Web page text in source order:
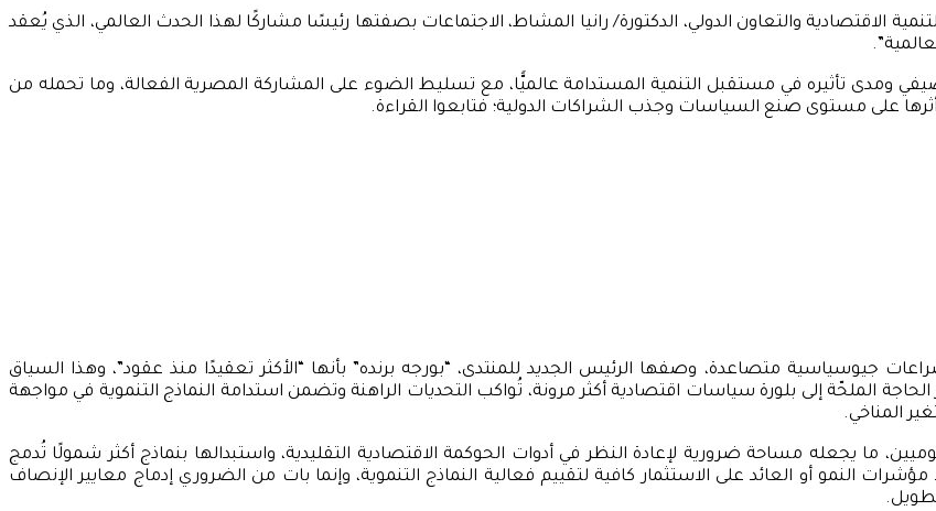
الاقتصادية والتعاون الدولي، الدكتورة/ رانيا المشاط، الاجتماعات بصفتها رئيسًا مشاركًا لهذا الحدث العالمي، الذي يُعقد
ومدى تأثيره في مستقبل التنمية المستدامة عالميًّا، مع تسليط الضوء على المشاركة المصرية الفعالة، وما تحمله من
على مستوى صنع السياسات وجذب الشراكات الدولية؛ فتابعوا القراءة.
جيوسياسية متصاعدة، وصفها الرئيس الجديد للمنتدى، “بورجه برنده” بأنها “الأكثر تعقيدًا منذ عقود”، وهذا السياق
الحاجة الملحّة إلى بلورة سياسات اقتصادية أكثر مرونة، تُواكب التحديات الراهنة وتضمن استدامة النماذج التنموية في مواجهة
المناخي.
ما يجعله مساحة ضرورية لإعادة النظر في أدوات الحوكمة الاقتصادية التقليدية، واستبدالها بنماذج أكثر شمولًا تُدمج
النمو أو العائد على الاستثمار كافية لتقييم فعالية النماذج التنموية، وإنما بات من الضروري إدماج معايير الإنصاف